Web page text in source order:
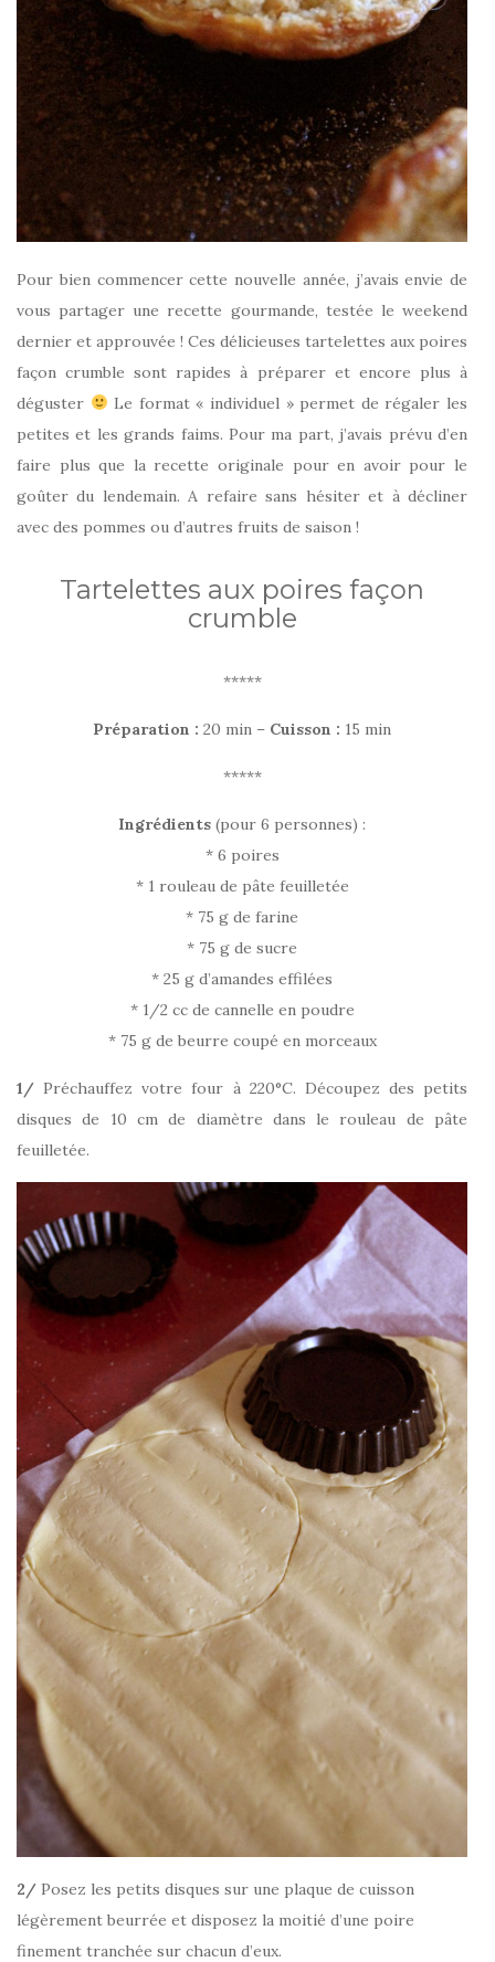
Pour bien commencer cette nouvelle année, j’avais envie de
vous partager une recette gourmande, testée le weekend
dernier et approuvée ! Ces délicieuses tartelettes aux poires
façon crumble sont rapides à préparer et encore plus à
déguster
Le format « individuel » permet de régaler les
petites et les grands faims. Pour ma part, j’avais prévu d’en
faire plus que la recette originale pour en avoir pour le
goûter du lendemain. A refaire sans hésiter et à décliner
avec des pommes ou d’autres fruits de saison !
Tartelettes aux poires façon
crumble
*****
Préparation : 20 min – Cuisson : 15 min
*****
Ingrédients (pour 6 personnes) :
* 6 poires
* 1 rouleau de pâte feuilletée
* 75 g de farine
* 75 g de sucre
* 25 g d’amandes effilées
* 1/2 cc de cannelle en poudre
* 75 g de beurre coupé en morceaux
1/ Préchauffez votre four à 220°C. Découpez des petits
disques de 10 cm de diamètre dans le rouleau de pâte
feuilletée.
2/ Posez les petits disques sur une plaque de cuisson
légèrement beurrée et disposez la moitié d’une poire
finement tranchée sur chacun d’eux.